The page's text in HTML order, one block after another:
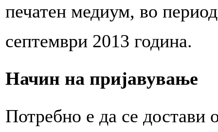
печатен медиум, во
септември 2013 година.
Начин на пријавување
Потребно е да се достави